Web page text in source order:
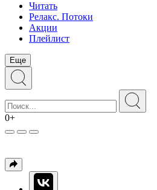
Читать
Релакс. Потоки
Акции
Плейлист
Еще
0+